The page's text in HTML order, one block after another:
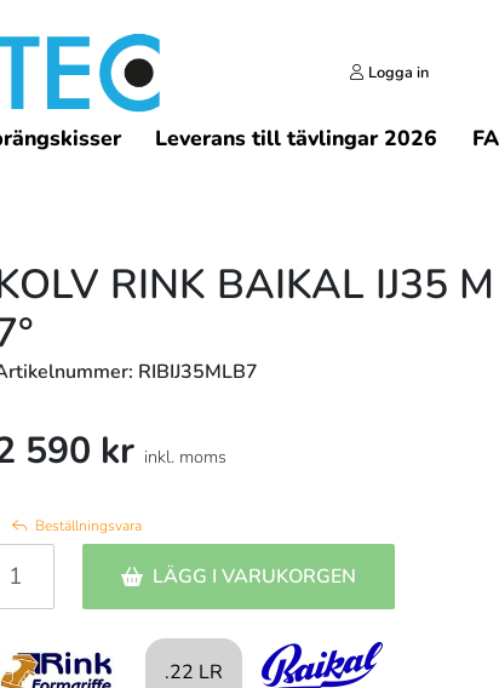
Logga in
Leverans till tävlingar 2026
RINK BAIKAL IJ35
RIBIJ35MLB7
590 kr inkl. moms
Beställningsvara
LÄGG I VARUKORGEN
.22 LR